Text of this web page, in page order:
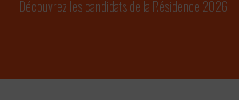
Découvrez les candidats de la Résidence 2026